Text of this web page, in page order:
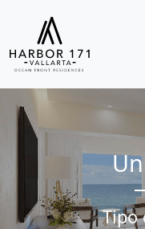
Tipo